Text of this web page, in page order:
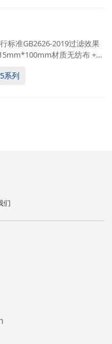
标准GB2626-2019过滤效果
材质无纺布 +
;800袋/箱62*53*50厘米, 18公
系列
们